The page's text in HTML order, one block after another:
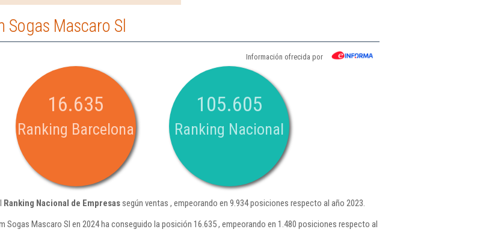
Mascaro Sl
Información ofrecida por
16.635
Ranking Barcelona
105.605
Ranking Nacional
Ranking Nacional de Empresassegún ventas , empeorando en 9.934 posiciones respecto al año 2023.
Sogas Mascaro Sl en 2024 ha conseguido la posición 16.635 , empeorando en 1.480 posiciones respecto al